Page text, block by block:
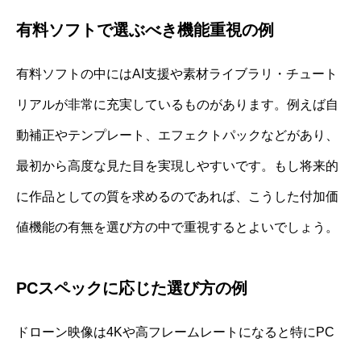
有料ソフトで選ぶべき機能重視の例
有料ソフトの中にはAI支援や素材ライブラリ・チュート
リアルが非常に充実しているものがあります。例えば自
動補正やテンプレート、エフェクトパックなどがあり、
最初から高度な見た目を実現しやすいです。もし将来的
に作品としての質を求めるのであれば、こうした付加価
値機能の有無を選び方の中で重視するとよいでしょう。
PCスペックに応じた選び方の例
ドローン映像は4Kや高フレームレートになると特にPC